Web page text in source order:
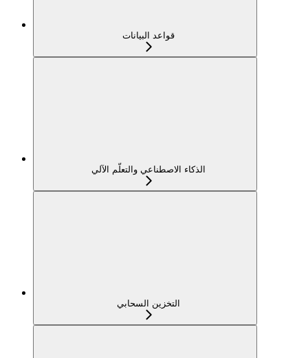
قواعد البيانات
الذكاء الاصطناعي والتعلّم الآلي
التخزين السحابي